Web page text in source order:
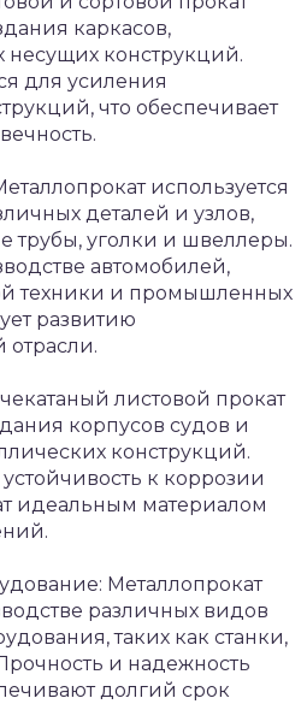
каркасов,
конструкций.
для усиления
что обеспечивает
используется
деталей и узлов,
трубы, уголки и швеллеры.
автомобилей,
техники и промышленных
развитию
листовой прокат
корпусов судов и
конструкций.
к коррозии
идеальным материалом
Металлопрокат
различных видов
таких как станки,
и надежность
долгий срок